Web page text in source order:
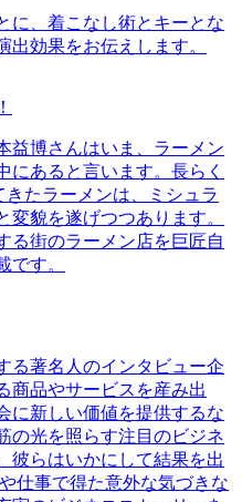
に、着こなし術とキーとな
出効果をお伝えします。
益博さんはいま、ラーメン
にあると言います。長らく
たラーメンは、ミシュラ
変貌を遂げつつあります。
る街のラーメン店を巨匠自
です。
る著名人のインタビュー企
商品やサービスを産み出
に新しい価値を提供するな
の光を照らす注目のビジネ
彼らはいかにして結果を出
仕事で得た意外な気づきな